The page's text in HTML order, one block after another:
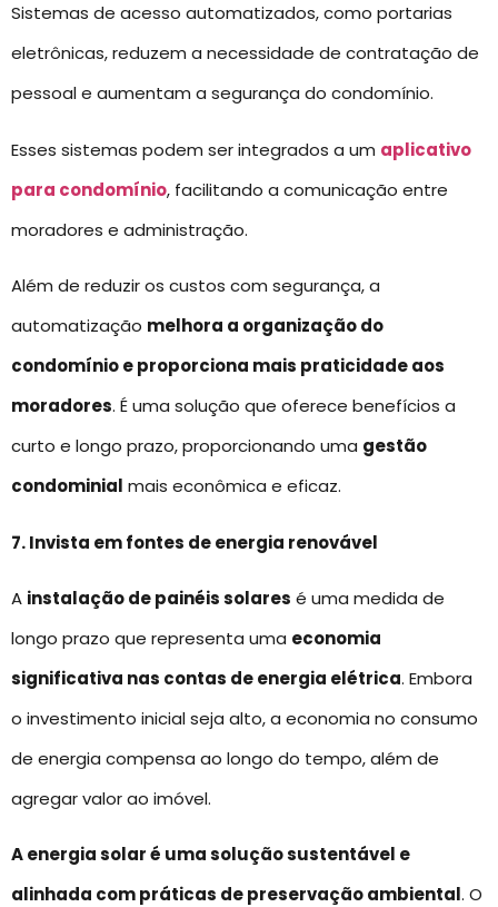
Sistemas de acesso automatizados, como portarias
eletrônicas, reduzem a necessidade de contratação de
pessoal e aumentam a segurança do condomínio.
Esses sistemas podem ser integrados a um aplicativo
para condomínio, facilitando a comunicação entre
moradores e administração.
Além de reduzir os custos com segurança, a
automatização melhora a organização do
condomínio e proporciona mais praticidade aos
moradores. É uma solução que oferece benefícios a
curto e longo prazo, proporcionando uma gestão
condominial mais econômica e eficaz.
7. Invista em fontes de energia renovável
A instalação de painéis solares é uma medida de
longo prazo que representa uma economia
significativa nas contas de energia elétrica. Embora
o investimento inicial seja alto, a economia no consumo
de energia compensa ao longo do tempo, além de
agregar valor ao imóvel.
A energia solar é uma solução sustentável e
alinhada com práticas de preservação ambiental. O